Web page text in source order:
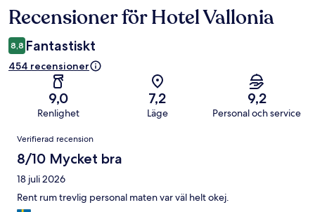
Recensioner
Recensioner för Hotel Vallonia
8,8 Fantastiskt
454 recensioner
9,0
Renlighet
7,2
Läge
9,2
Personal och service
Recensioner
Verifierad recension
8/10 Mycket bra
18 juli 2026
Rent rum trevlig personal maten var väl helt okej.